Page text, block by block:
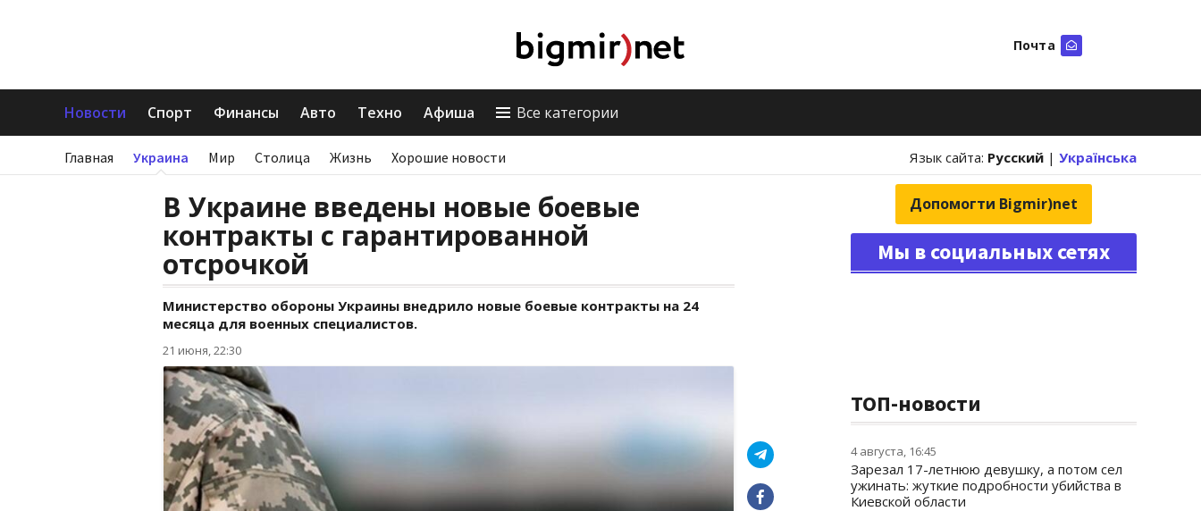
Почта
Новости Спорт Финансы Авто Техно Афиша Все категории
Главная Украина Мир Столица Жизнь Хорошие новости Язык сайта: Русский | Українська
В Украине введены новые боевые
контракты с гарантированной
отсрочкой
Министерство обороны Украины внедрило новые боевые контракты на 24
месяца для военных специалистов.
21 июня, 22:30
Допомогти Bigmir)net
Мы в социальных сетях
ТОП-новости
4 августа, 16:45
Зарезал 17-летнюю девушку, а потом сел
ужинать: жуткие подробности убийства в
Киевской области